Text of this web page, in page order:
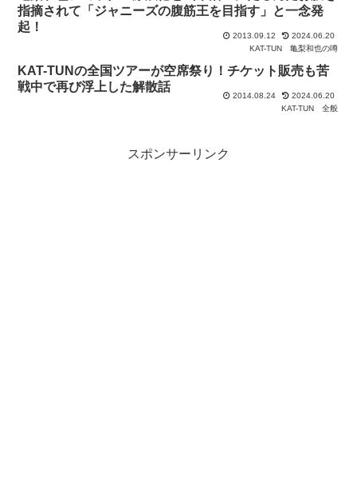
指摘されて「ジャニーズの腹筋王を目指す」と一念発
起！
2013.09.12
2024.06.20
KAT-TUN
亀梨和也の噂
KAT-TUNの全国ツアーが空席祭り！チケット販売も苦
戦中で再び浮上した解散話
2014.08.24
2024.06.20
KAT-TUN
全般
スポンサーリンク